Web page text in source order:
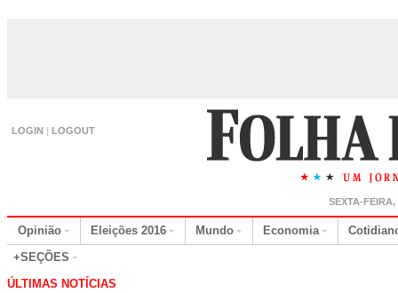
LOGIN | LOGOUT
SEXTA-
Opinião Eleições 2016 Mundo Economia
+SEÇÕES
ÚLTIMAS NOTÍCIAS